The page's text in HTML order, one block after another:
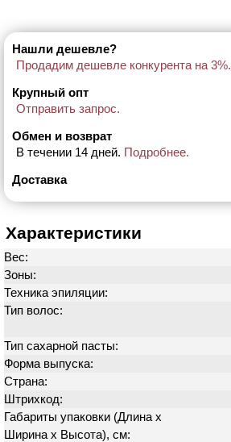
Нашли дешевле?
Продадим дешевле конкурента на 3%.
Крупный опт
Отправить запрос.
Обмен и возврат
В течении 14 дней. Подробнее.
Доставка
Характеристики
Вес:
Зоны:
Техника эпиляции:
Тип волос:
Тип сахарной пасты:
Форма выпуска:
Страна:
Штрихкод:
Габариты упаковки (Длина х
Ширина х Высота), см: